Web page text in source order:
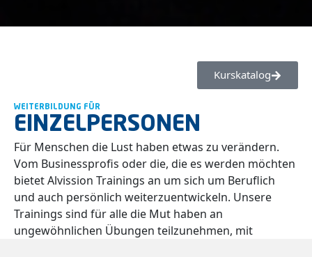
EINZELPERSONEN
WEITERBILDUNG FÜR
Kurskatalog
Für Menschen die Lust haben etwas zu verändern.
Vom Businessprofis oder die, die es werden möchten
bietet Alvission Trainings an um sich um Beruflich
und auch persönlich weiterzuentwickeln. Unsere
Trainings sind für alle die Mut haben an
ungewöhnlichen Übungen teilzunehmen, mit